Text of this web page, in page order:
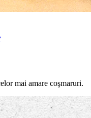
mai amare coşmaruri.